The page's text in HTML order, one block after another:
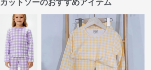
ットソーのおすすめアイテム